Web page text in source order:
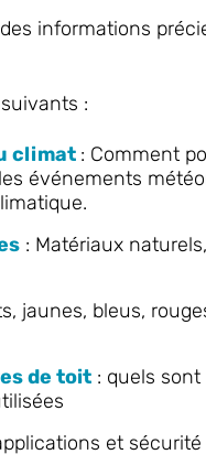
informations
:
climat : Comment
événements
: Matériaux
jaunes, bleus,
de toit : quels
et sécurité